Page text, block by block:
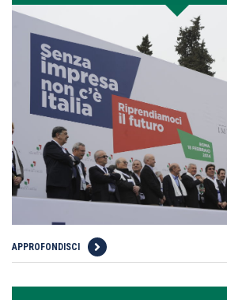
APPROFONDISCI